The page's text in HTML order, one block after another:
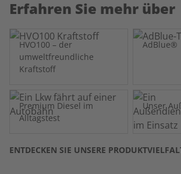
Erfahren Sie mehr über
HVO100 – der
umweltfreundliche
Kraftstoff
AdBlue®
Premium Diesel im
Alltagstest
Unser
ENTDECKEN SIE UNSERE